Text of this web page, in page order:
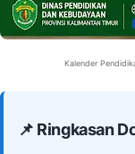
Kalender
📌 Ringkasan